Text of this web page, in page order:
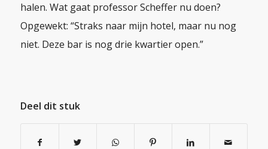
halen. Wat gaat professor Scheffer nu doen?
Opgewekt: “Straks naar mijn hotel, maar nu nog
niet. Deze bar is nog drie kwartier open.”
Deel dit stuk